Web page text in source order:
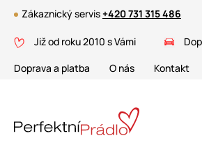
Zákaznický servis+420 731 315 486
Již od roku 2010 s Vámi
Doprava a platba
O nás Kontakt